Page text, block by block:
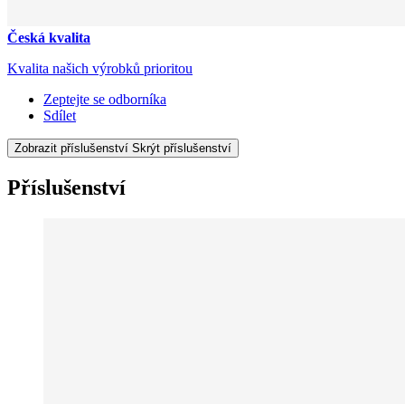
Česká kvalita
Kvalita našich výrobků prioritou
Zeptejte se odborníka
Sdílet
Zobrazit příslušenství Skrýt příslušenství
Příslušenství